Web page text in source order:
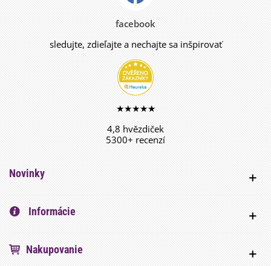
facebook
sledujte, zdieľajte a nechajte sa inšpirovať
★★★★★
4,8 hvězdiček
5300+ recenzí
Novinky
Informácie
Nakupovanie